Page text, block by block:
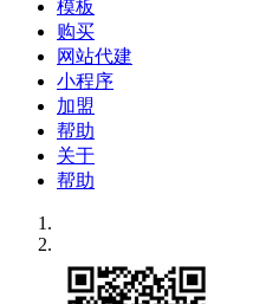
模板
购买
网站代建
小程序
加盟
帮助
关于
帮助